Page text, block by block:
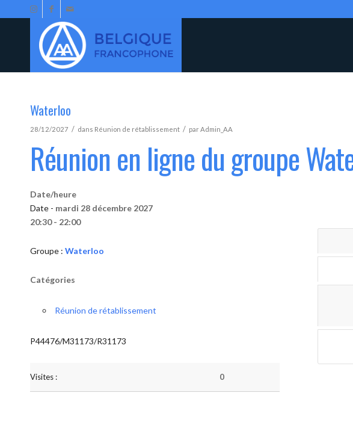
Waterloo
28/12/2027 / dans Réunion de rétablissement / parAdmin_AA
Réunion en ligne du groupe
Date/heure
Date - mardi 28 décembre 2027
20:30 - 22:00
Groupe : Waterloo
Catégories
Réunion de rétablissement
P44476/M31173/R31173
Visites : 0